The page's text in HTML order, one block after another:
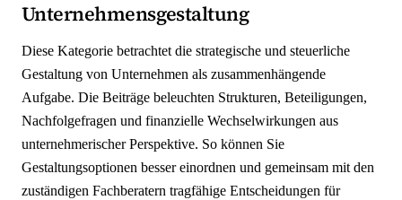
Unternehmensgestaltung
Diese Kategorie betrachtet die strategische und steuerliche
Gestaltung von Unternehmen als zusammenhängende
Aufgabe. Die Beiträge beleuchten Strukturen, Beteiligungen,
Nachfolgefragen und finanzielle Wechselwirkungen aus
unternehmerischer Perspektive. So können Sie
Gestaltungsoptionen besser einordnen und gemeinsam mit den
zuständigen Fachberatern tragfähige Entscheidungen für